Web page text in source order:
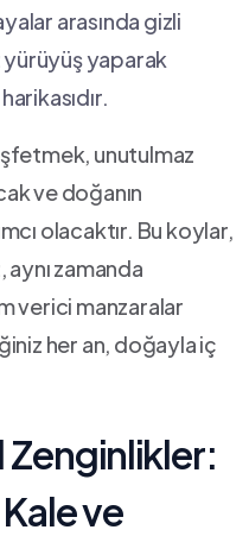
arasında gizli
yürüyüş yaparak‍
unutulmaz
ve doğanın
olacaktır.‍ Bu koylar,
zamanda
verici manzaralar​
her an, doğayla iç
Zenginlikler:
ve